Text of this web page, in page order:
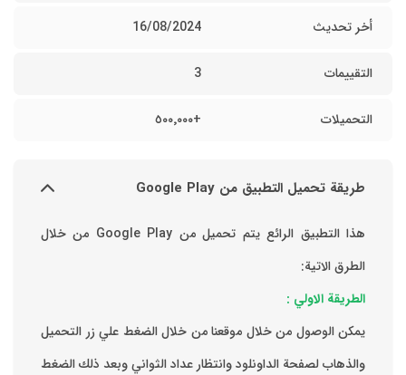
أخر تحديث 16/08/2024
التقييمات 3
التحميلات +٥٠٠٬٠٠٠
طريقة تحميل التطبيق من Google Play
هذا التطبيق الرائع يتم تحميل من Google Play من خلال
الطرق الاتية:
الطريقة الاولي :
يمكن الوصول من خلال موقعنا من خلال الضغط علي زر التحميل
والذهاب لصفحة الداونلود وانتظار عداد الثواني وبعد ذلك الضغط